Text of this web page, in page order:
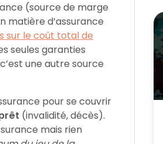
(source de marge
matière d’assurance
sur le coût total de
seules garanties
une autre source
pour se couvrir
(invalidité, décès).
mais rien